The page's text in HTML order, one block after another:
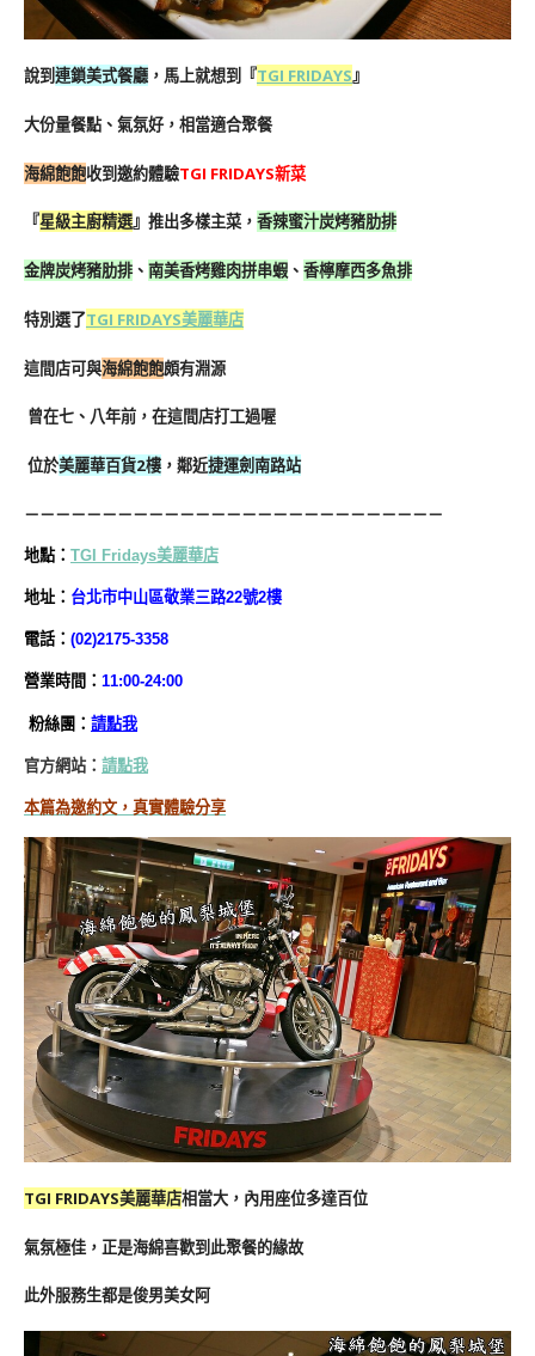
說到連鎖美式餐廳 ，馬上就想到『TGI FRIDAYS』
大份量餐點、氣氛好，相當適合聚餐
海綿飽飽收到邀約體驗TGI FRIDAYS新菜
『星級主廚精選』推出多樣主菜， 香辣蜜汁炭烤豬肋排
金牌炭烤豬肋排、 南美香烤雞肉拼串蝦 、 香檸摩西多魚排
特別選了TGI FRIDAYS美麗華店
這間店可與海綿飽飽頗有淵源
曾在七、八年前，在這間店打工過喔
位於美麗華百貨2樓，鄰近捷運劍南路站
－－－－－－－－－－－－－－－－－－－－－－－－－－－
地點： TGI Fridays美麗華店
地址： 台北市中山區敬業三路22號2樓
電話： (02)2175-3358
營業時間： 11:00-24:00
粉絲團： 請點我
官方網站： 請點我
本篇為邀約文，真實體驗分享
TGI FRIDAYS美麗華店相當大，內用座位多達百位
氣氛極佳，正是海綿喜歡到此聚餐的緣故
此外服務生都是俊男美女阿